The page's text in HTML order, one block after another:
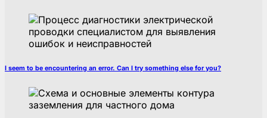
I seem to be encountering an error. Can I try something else for you?